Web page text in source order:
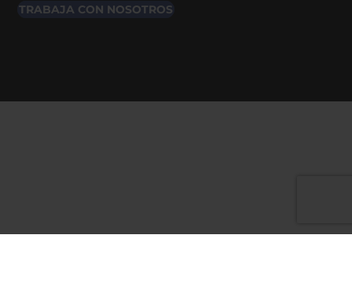
TRABAJA CON NOSOTROS